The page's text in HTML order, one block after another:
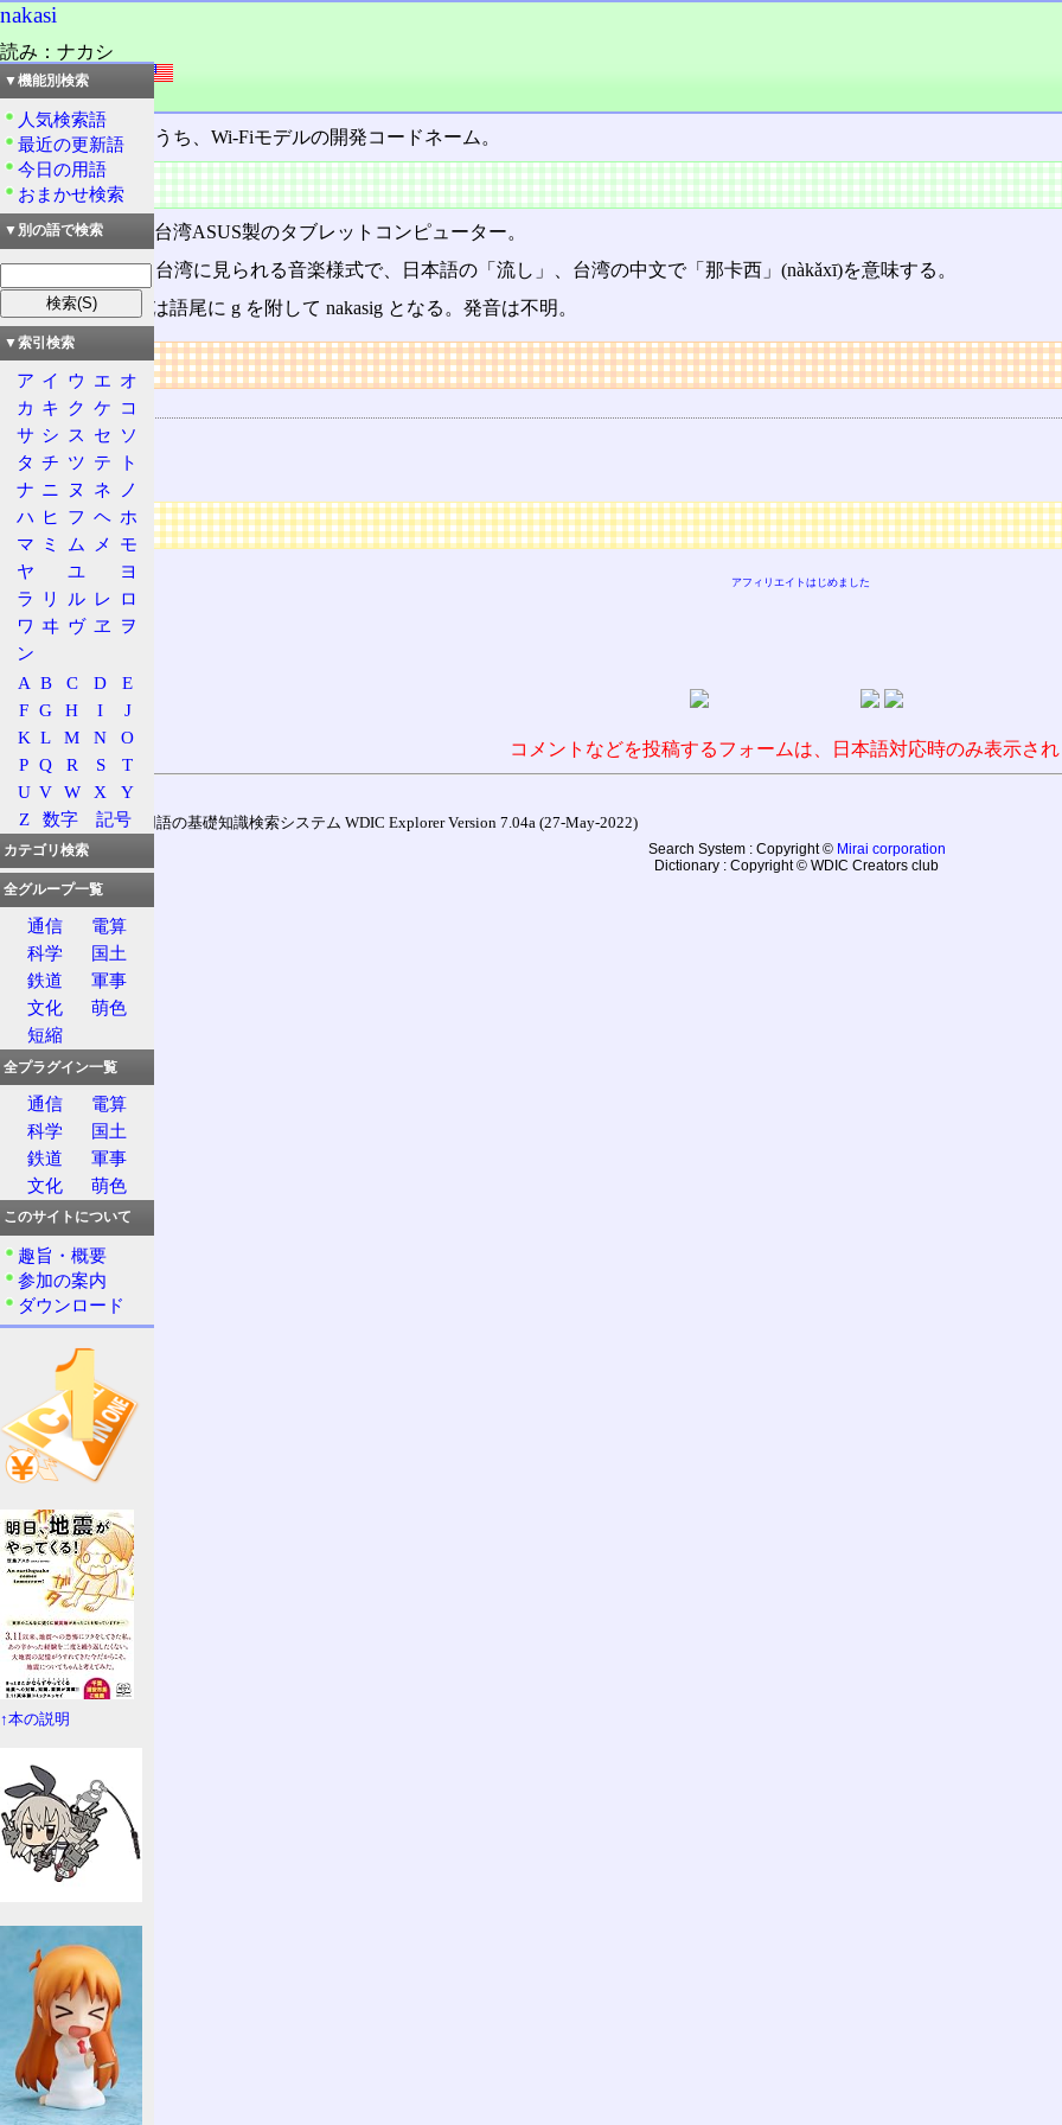
nakasi
読み：ナカシ
外語：nakasi
品詞：名詞
Nexus 7 [2012] のうち、Wi-Fiモデルの開発コードネーム。
概要
Nexus 7 [2012] は台湾ASUS製のタブレットコンピューター。
nakasiは、日本と台湾に見られる音楽様式で、日本語の「流し」、台湾の中文で「那卡西」(nàkǎxī)を意味する。
なお、3Gモデルは語尾に g を附して nakasig となる。発音は不明。
リンク
用語の所属
Nexus
Android
広告
アフィリエイトはじめました
コメントなどを投稿するフォームは、日本語対応時のみ表示さ
通信用語の基礎知識検索システム WDIC Explorer Version 7.04a (27-May-2022)
Search System : Copyright © Mirai corporation
Dictionary : Copyright © WDIC Creators club
▼機能別検索
人気検索語
最近の更新語
今日の用語
おまかせ検索
▼別の語で検索
▼索引検索
ア イ ウ エ オ
カ キ ク ケ コ
サ シ ス セ ソ
タ チ ツ テ
ト
ナ ニ ヌ ネ
ノ
ハ ヒ フ ヘ ホ
マ ミ ム メ
モ
ヤ
ユ
ヨ
ラ
リ ル レ ロ
ワ ヰ ヴ ヱ
ヲ
ン
A B C D
E
F G H I
J
K L M N
O
P Q R S
T
U V W X
Y
Z
数字 記号
カテゴリ検索
全グループ一覧
通信
電算
科学
国土
鉄道
軍事
文化
萌色
短縮
全プラグイン一覧
通信
電算
科学
国土
鉄道
軍事
文化
萌色
このサイトについて
趣旨・概要
参加の案内
ダウンロード
↑本の説明